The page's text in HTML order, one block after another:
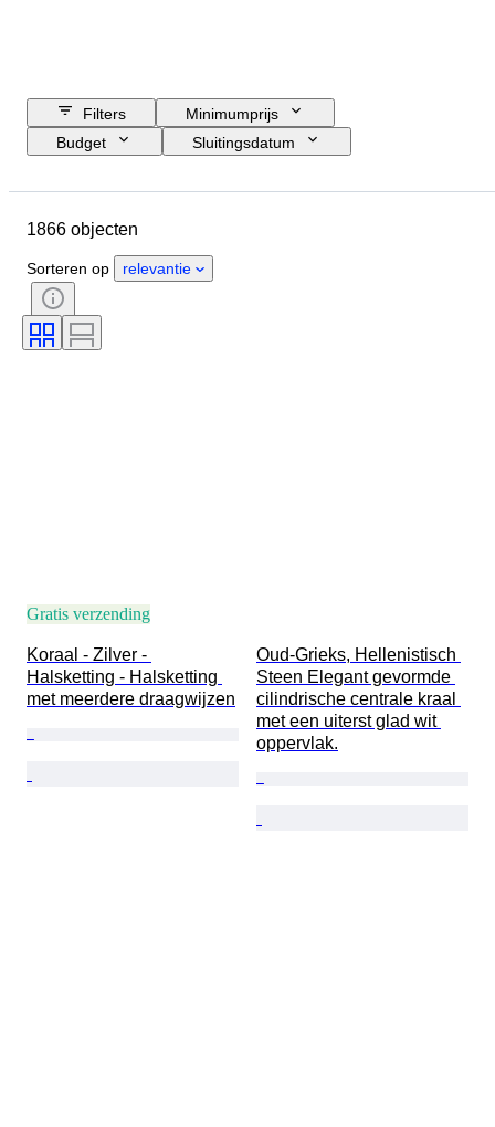
Filters
Minimumprijs
Budget
Sluitingsdatum
Materiaal
Periode
Certificaat
Onderwerp
Handtekening
1866 objecten
Sorteren op relevantie
Gratis verzending
Koraal - Zilver -
Halsketting - Halsketting
met meerdere draagwijzen
Oud-Grieks, Hellenistisch
Steen Elegant gevormde
cilindrische centrale kraal
met een uiterst glad wit
oppervlak.